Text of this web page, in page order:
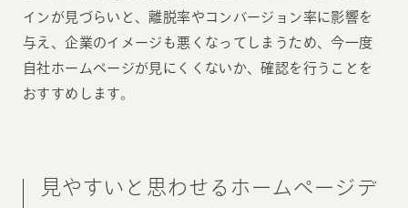
インが見づらいと、離脱率やコンバージョン率に影響を
与え、企業のイメージも悪くなってしまうため、今一度
自社ホームページが見にくくないか、確認を行うことを
おすすめします。
見やすいと思わせるホームページデ